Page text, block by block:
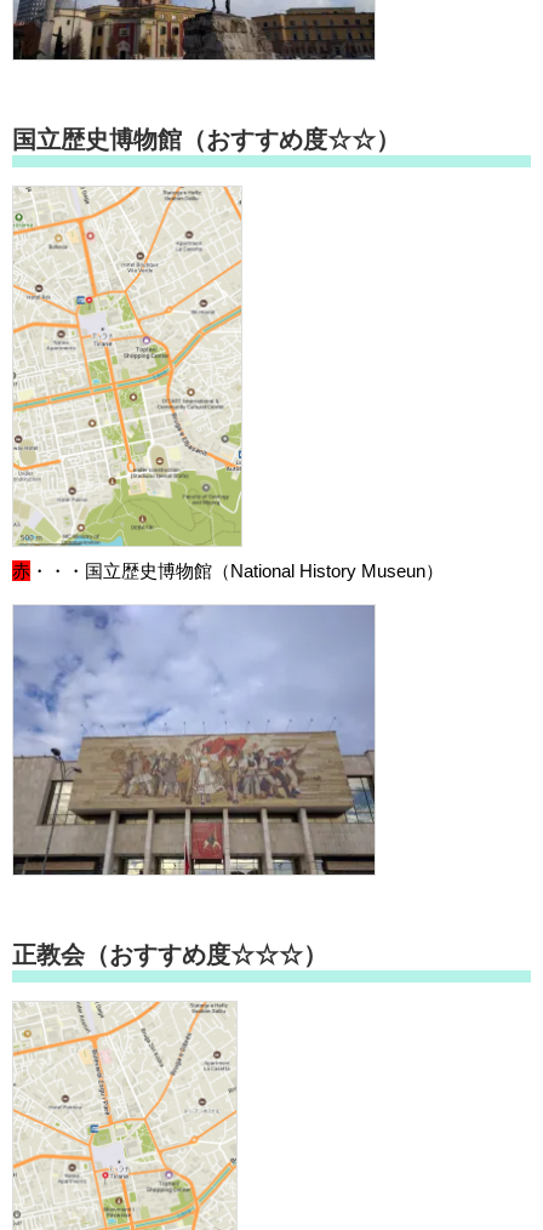
国立歴史博物館（おすすめ度☆☆）
赤 ・・・国立歴史博物館（National History Museun）
正教会（おすすめ度☆☆☆）